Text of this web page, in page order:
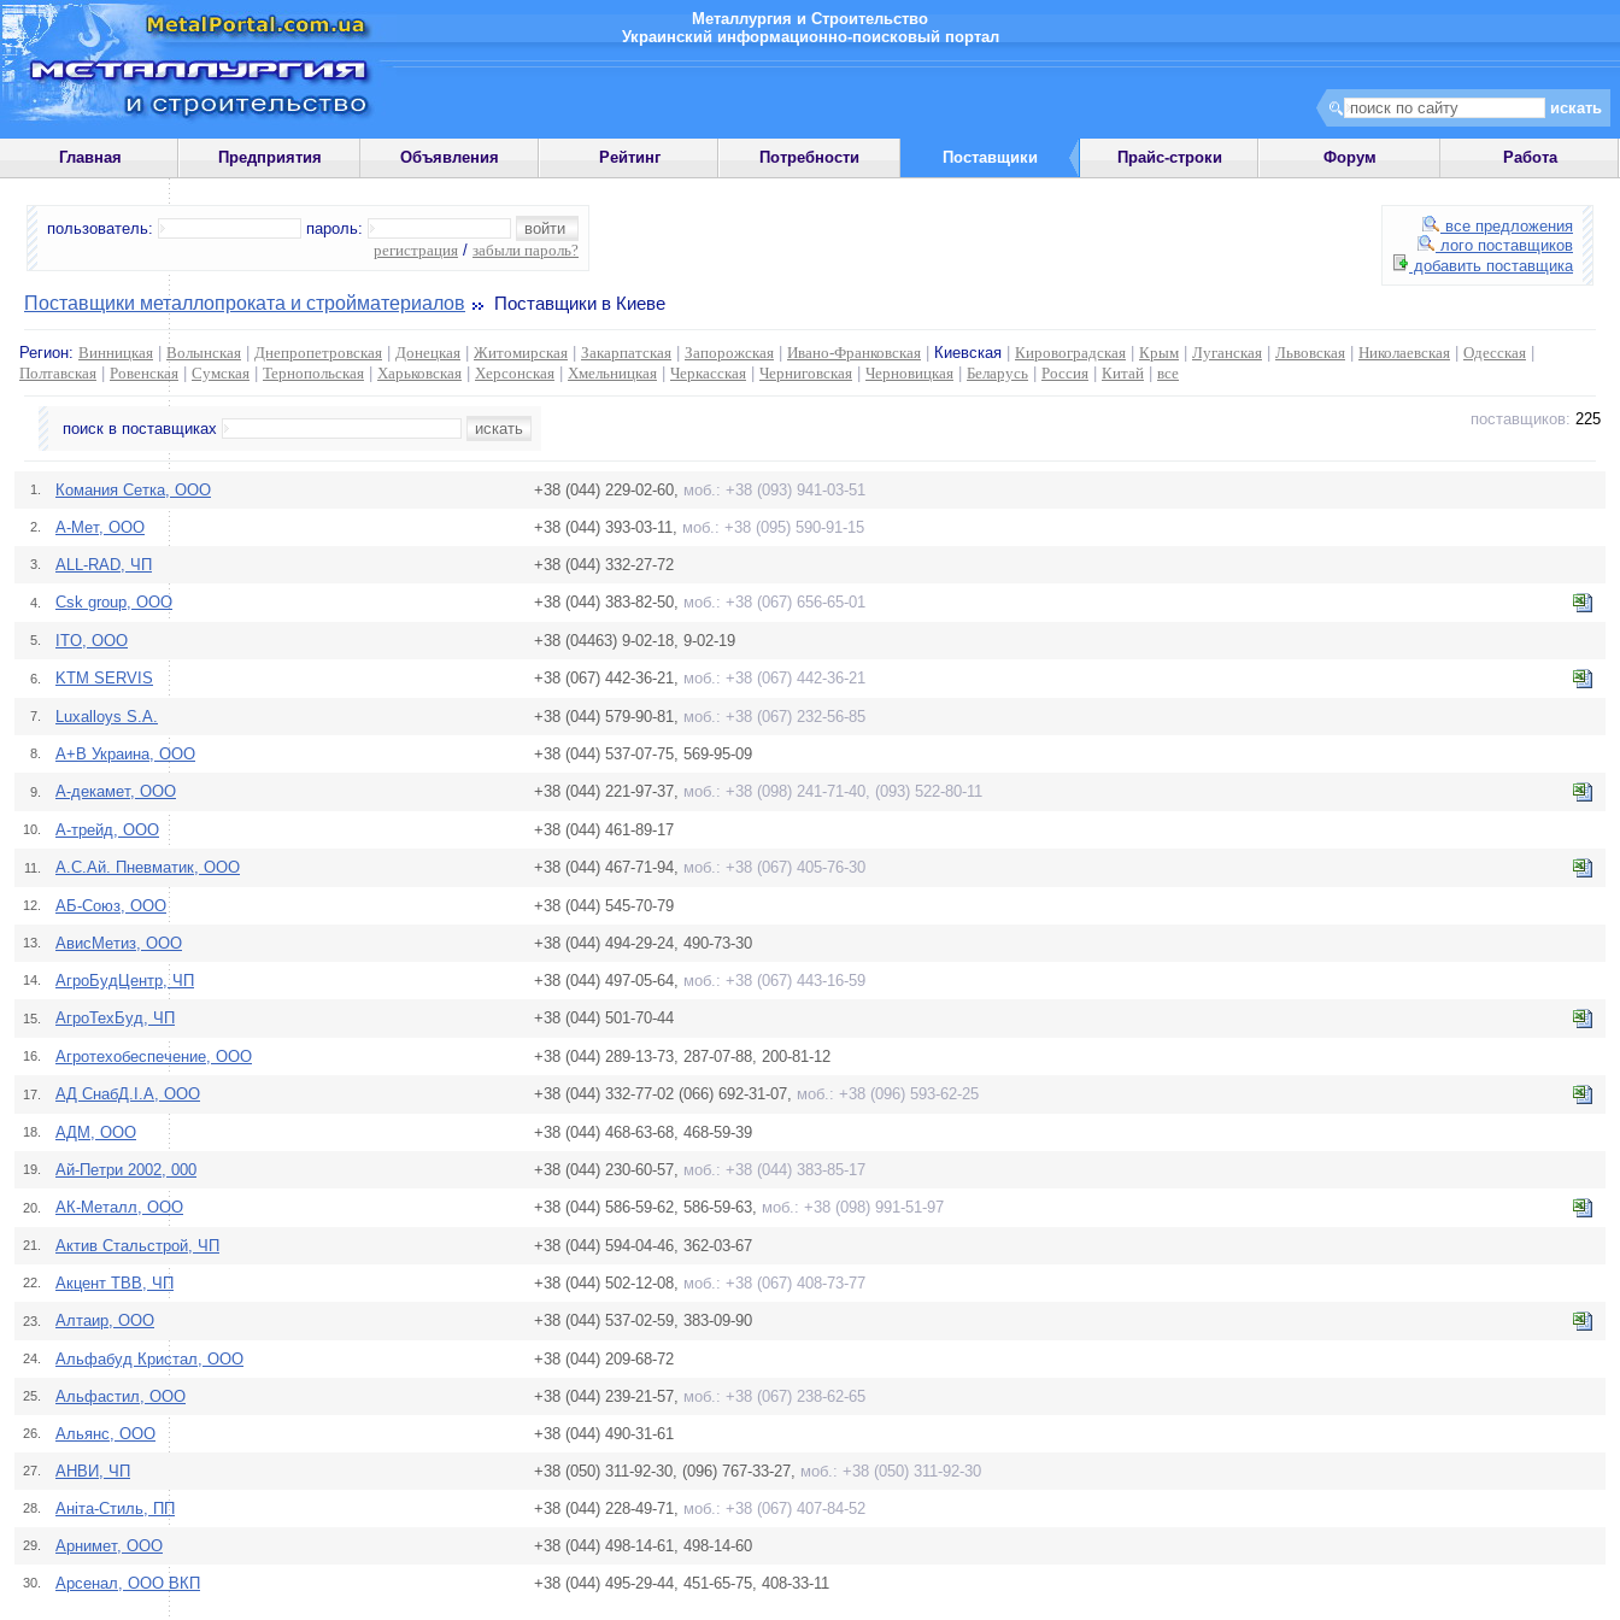
Металлургия и Строительство
Украинский информационно-поисковый портал
Главная Предприятия Объявления Рейтинг Потребности Поставщики Прайс-строки Форум Работа
пользователь:
пароль:
регистрация / забыли пароль?
все предложения
лого поставщиков
добавить поставщика
Поставщики металлопроката и стройматериалов Поставщики в Киеве
Регион: Винницкая Волынская Днепропетровская Донецкая Житомирская Закарпатская Запорожская Ивано-Франковская Киевская Кировоградская Крым Луганская Львовская Николаевская Одесская
Полтавская
Ровенская Сумская Тернопольская Харьковская Херсонская Хмельницкая Черкасская Черниговская Черновицкая Беларусь Россия Китай все
поиск в поставщиках
поставщиков: 225
1. Комания Сетка, ООО +38 (044) 229-02-60, моб.: +38 (093) 941-03-51
2. A-Mет, OOO +38 (044) 393-03-11, моб.: +38 (095) 590-91-15
3. ALL-RAD, ЧП +38 (044) 332-27-72
4. Csk group, ООО +38 (044) 383-82-50, моб.: +38 (067) 656-65-01
5. ITO, OOO +38 (04463) 9-02-18, 9-02-19
6. KTM SERVIS +38 (067) 442-36-21, моб.: +38 (067) 442-36-21
7. Luxalloys S.A. +38 (044) 579-90-81, моб.: +38 (067) 232-56-85
8. А+В Украина, ООО +38 (044) 537-07-75, 569-95-09
9. А-декамет, ООО +38 (044) 221-97-37, моб.: +38 (098) 241-71-40, (093) 522-80-11
10. А-трейд, ООО +38 (044) 461-89-17
11. А.С.Ай. Пневматик, ООО +38 (044) 467-71-94, моб.: +38 (067) 405-76-30
12. АБ-Союз, ООО +38 (044) 545-70-79
13. АвисМетиз, ООО +38 (044) 494-29-24, 490-73-30
14. АгроБудЦентр, ЧП +38 (044) 497-05-64, моб.: +38 (067) 443-16-59
15. АгроТехБуд, ЧП +38 (044) 501-70-44
16. Агротехобеспечение, ООО +38 (044) 289-13-73, 287-07-88, 200-81-12
17. АД СнабД.І.А, ООО +38 (044) 332-77-02 (066) 692-31-07, моб.: +38 (096) 593-62-25
18. АДМ, ООО +38 (044) 468-63-68, 468-59-39
19. Ай-Петри 2002, 000 +38 (044) 230-60-57, моб.: +38 (044) 383-85-17
20. АК-Металл, ООО +38 (044) 586-59-62, 586-59-63, моб.: +38 (098) 991-51-97
21. Актив Стальстрой, ЧП +38 (044) 594-04-46, 362-03-67
22. Акцент ТВВ, ЧП +38 (044) 502-12-08, моб.: +38 (067) 408-73-77
23. Алтаир, ООО +38 (044) 537-02-59, 383-09-90
24. Альфабуд Кристал, ООО +38 (044) 209-68-72
25. Альфастил, ООО +38 (044) 239-21-57, моб.: +38 (067) 238-62-65
26. Альянс, ООО +38 (044) 490-31-61
27. АНВИ, ЧП +38 (050) 311-92-30, (096) 767-33-27, моб.: +38 (050) 311-92-30
28. Аніта-Стиль, ПП +38 (044) 228-49-71, моб.: +38 (067) 407-84-52
29. Арнимет, ООО +38 (044) 498-14-61, 498-14-60
30. Арсенал, ООО ВКП +38 (044) 495-29-44, 451-65-75, 408-33-11